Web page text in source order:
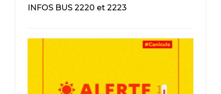
INFOS BUS 2220 et 2223